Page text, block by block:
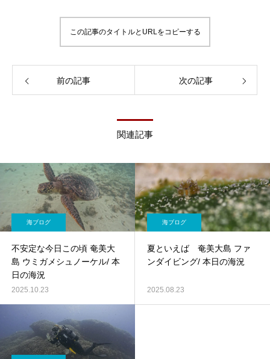
この記事のタイトルとURLをコピーする
前の記事 次の記事
関連記事
海ブログ
不安定な今日この頃 奄美大
島 ウミガメシュノーケル/ 本
日の海況
2025.10.23
海ブログ
夏といえば 奄美大島 ファ
ンダイビング/ 本日の海況
2025.08.23